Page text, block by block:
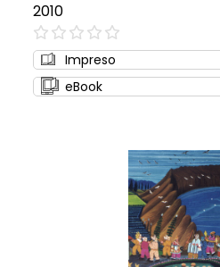
2010
0%
Impreso
eBook